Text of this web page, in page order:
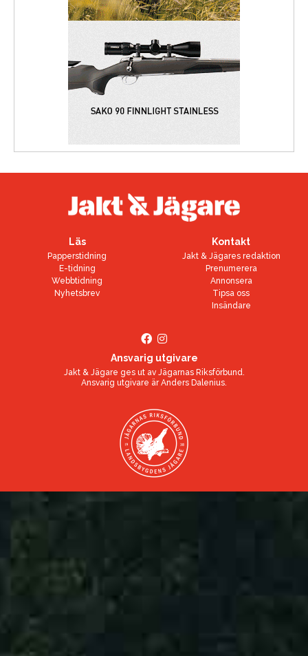
Läs
Papperstidning
E-tidning
Webbtidning
Nyhetsbrev
Kontakt
Jakt & Jägares redaktion
Prenumerera
Annonsera
Tipsa oss
Insändare
Ansvarig utgivare
Jakt & Jägare ges ut av Jägarnas Riksförbund.
Ansvarig utgivare ärAnders Dalenius.